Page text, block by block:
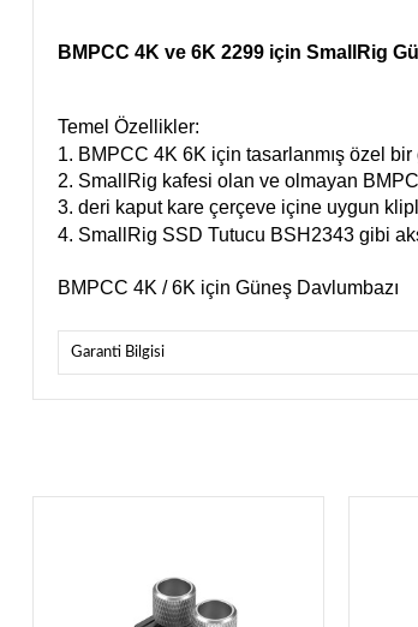
BMPCC 4K ve 6K 2299 için SmallRig
Temel Özellikler:
1. BMPCC 4K 6K için tasarlanmış özel bir
2. SmallRig kafesi olan ve olmayan
3. deri kaput kare çerçeve içine uygun
4. SmallRig SSD Tutucu BSH2343 gibi
BMPCC 4K / 6K için Güneş Davlumbazı
Garanti Bilgisi